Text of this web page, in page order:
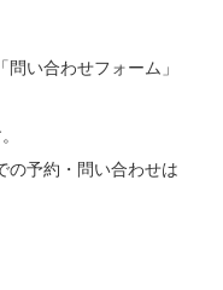
い合わせフォーム」
の予約・問い合わせは